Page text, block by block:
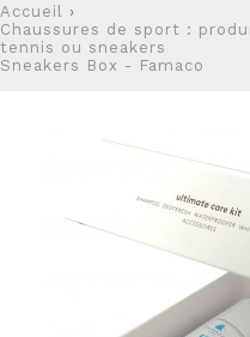
Accueil ›
Chaussures de sport :
tennis ou sneakers
Sneakers Box - Famaco